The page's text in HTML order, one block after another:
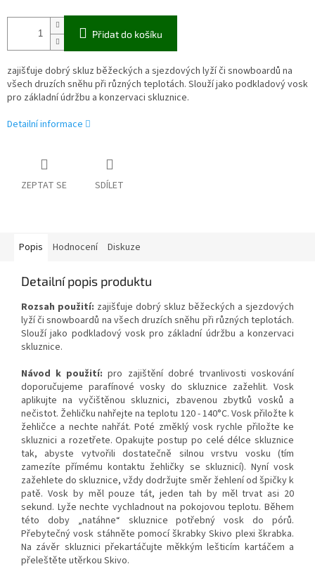
Přidat do košíku
zajišťuje dobrý skluz běžeckých a sjezdových lyží či snowboardů na
všech druzích sněhu při různých teplotách. Slouží jako podkladový vosk
pro základní údržbu a konzervaci skluznice.
Detailní informace
ZEPTAT SE SDÍLET
Popis Hodnocení Diskuze
Detailní popis produktu
Rozsah použití: zajišťuje dobrý skluz běžeckých a sjezdových
lyží či snowboardů na všech druzích sněhu při různých teplotách.
Slouží jako podkladový vosk pro základní údržbu a konzervaci
skluznice.
Návod k použití: pro zajištění dobré trvanlivosti voskování
doporučujeme parafínové vosky do skluznice zažehlit. Vosk
aplikujte na vyčištěnou skluznici, zbavenou zbytků vosků a
nečistot. Žehličku nahřejte na teplotu 120 - 140°C. Vosk přiložte k
žehličce a nechte nahřát. Poté změklý vosk rychle přiložte ke
skluznici a rozetřete. Opakujte postup po celé délce skluznice
tak, abyste vytvořili dostatečně silnou vrstvu vosku (tím
zamezíte přímému kontaktu žehličky se skluznicí). Nyní vosk
zažehlete do skluznice, vždy dodržujte směr žehlení od špičky k
patě. Vosk by měl pouze tát, jeden tah by měl trvat asi 20
sekund. Lyže nechte vychladnout na pokojovou teplotu. Během
této doby „natáhne“ skluznice potřebný vosk do pórů.
Přebytečný vosk stáhněte pomocí škrabky Skivo plexi škrabka.
Na závěr skluznici překartáčujte měkkým lešticím kartáčem a
přeleštěte utěrkou Skivo.